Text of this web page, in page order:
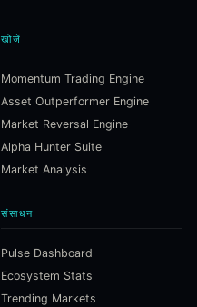
खोजें
Momentum Trading Engine
Asset Outperformer Engine
Market Reversal Engine
Alpha Hunter Suite
Market Analysis
संसाधन
Pulse Dashboard
Ecosystem Stats
Trending Markets